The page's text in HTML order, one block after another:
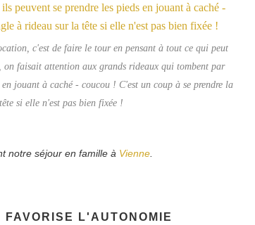
c'est de faire le tour en pensant à tout ce qui peut
on faisait attention aux grands rideaux qui tombent par
jouant à caché - coucou ! C'est un coup à se prendre la
si elle n'est pas bien fixée !
notre séjour en famille à Vienne
L'AUTONOMIE